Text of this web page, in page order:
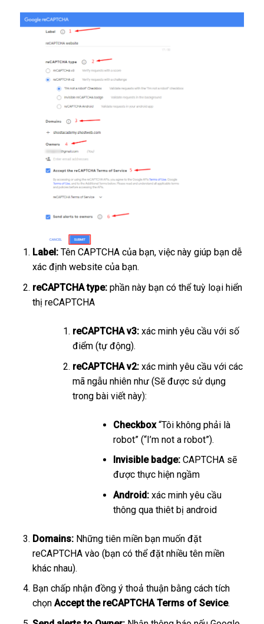
Label:Tên CAPTCHA của bạn, việc này giúp bạn dễ
xác định website của bạn.
reCAPTCHA type:phần này bạn có thể tuỳ loại hiển
thị reCAPTCHA
reCAPTCHA v3: xác minh yêu cầu với số
điểm (tự động).
reCAPTCHA v2: xác minh yêu cầu với các
mã ngẫu nhiên như (Sẽ được sử dụng
trong bài viết này):
Checkbox“Tôi không phải là
robot” (“I’m not a robot”).
Invisible badge: CAPTCHA sẽ
được thực hiện ngầm
Android: xác minh yêu cầu
thông qua thiêt bị android
Domains:Những tiên miền bạn muốn đặt
reCAPTCHA vào (bạn có thể đặt nhiều tên miền
khác nhau).
Bạn chấp nhận đồng ý thoả thuận bằng cách tích
chọn Accept the reCAPTCHA Terms of Sevice.